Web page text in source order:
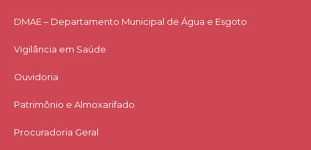
DMAE – Departamento Municipal de Água e Esgoto
Vigilância em Saúde
Ouvidoria
Patrimônio e Almoxarifado
Procuradoria Geral